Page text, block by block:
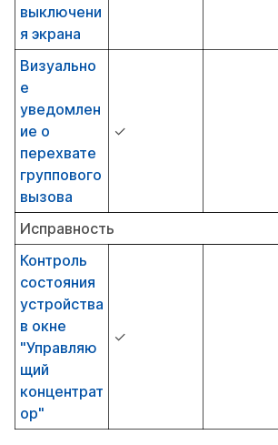
выключени
я экрана
Визуально
е
уведомлен
ие о
перехвате
группового
вызова
✓
Исправность
Контроль
состояния
устройства
в окне
"Управляю
щий
концентрат
ор"
✓